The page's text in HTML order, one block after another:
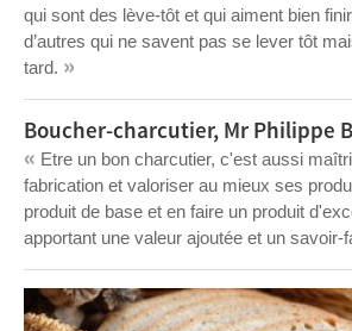
qui sont des lève-tôt et qui aiment bien
d’autres qui ne savent pas se lever tôt
tard. »
Boucher-charcutier, Mr Philippe
« Etre un bon charcutier, c'est aussi
fabrication et valoriser au mieux ses
produit de base et en faire un produit
apportant une valeur ajoutée et un savoir-